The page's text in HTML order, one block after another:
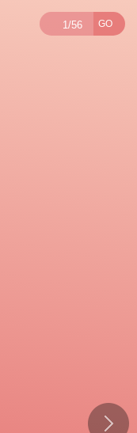
Número de
GO